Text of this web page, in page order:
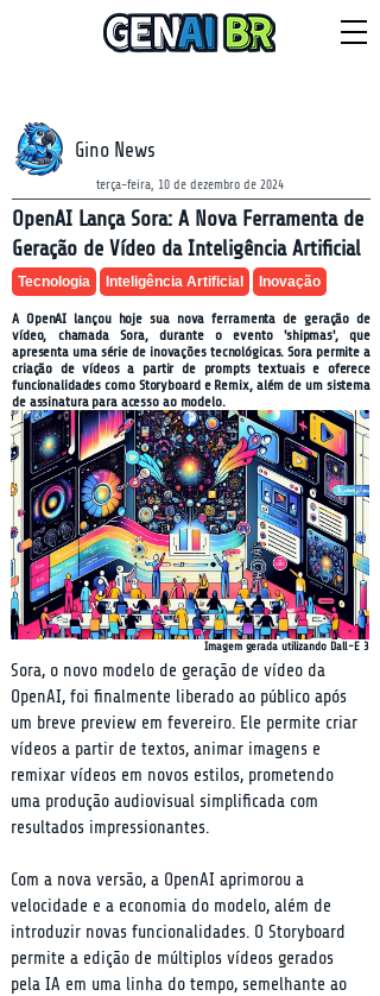
Gino News
terça-feira, 10 de dezembro de 2024
OpenAI Lança Sora: A Nova Ferramenta de
Geração de Vídeo da Inteligência Artificial
Tecnologia Inteligência Artificial Inovação
A OpenAI lançou hoje sua nova ferramenta de geração de
vídeo, chamada Sora, durante o evento 'shipmas', que
apresenta uma série de inovações tecnológicas. Sora permite a
criação de vídeos a partir de prompts textuais e oferece
funcionalidades como Storyboard e Remix, além de um sistema
de assinatura para acesso ao modelo.
Imagem gerada utilizando Dall-E 3
Sora, o novo modelo de geração de vídeo da
OpenAI, foi finalmente liberado ao público após
um breve preview em fevereiro. Ele permite criar
vídeos a partir de textos, animar imagens e
remixar vídeos em novos estilos, prometendo
uma produção audiovisual simplificada com
resultados impressionantes.
Com a nova versão, a OpenAI aprimorou a
velocidade e a economia do modelo, além de
introduzir novas funcionalidades. O Storyboard
permite a edição de múltiplos vídeos gerados
pela IA em uma linha do tempo, semelhante ao